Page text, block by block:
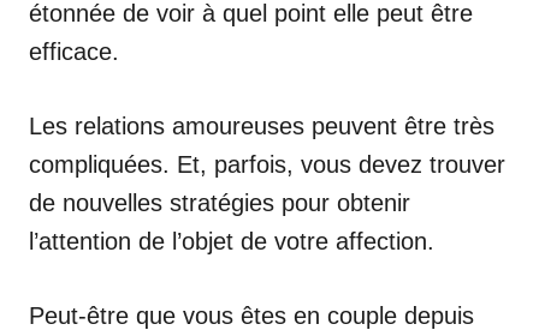
étonnée de voir à quel point elle peut être
efficace.
Les relations amoureuses peuvent être très
compliquées. Et, parfois, vous devez trouver
de nouvelles stratégies pour obtenir
l’attention de l’objet de votre affection.
Peut-être que vous êtes en couple depuis